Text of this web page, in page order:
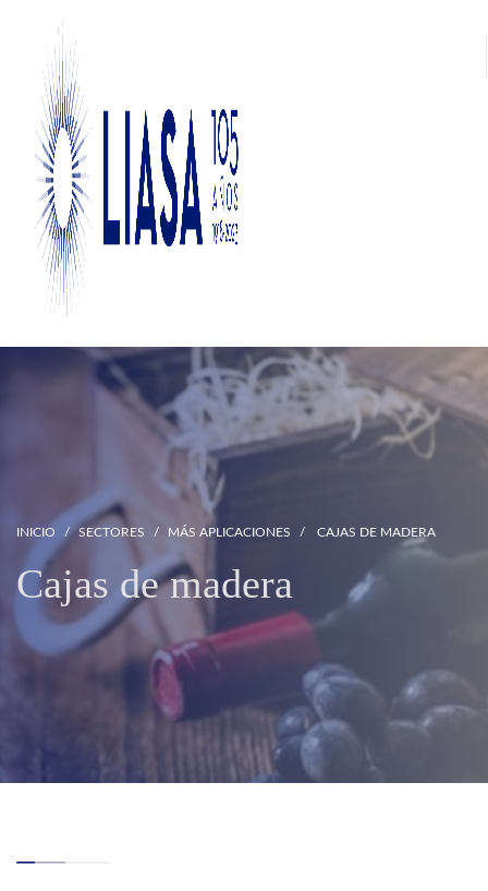
INICIO SECTORES MÁS APLICACIONES CAJAS DE MADERA
Cajas de madera